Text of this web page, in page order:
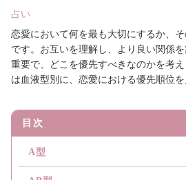
占い
恋愛において何を最も大切にするか、
です。お互いを理解し、より良い関係
重要で、どこを優先すべきなのかを考
は血液型別に、恋愛における優先順位を
目次
A型